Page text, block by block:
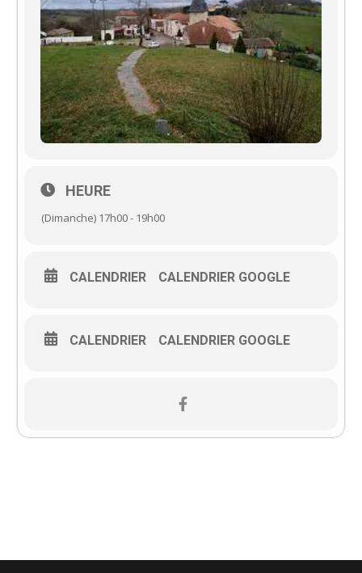
HEURE
(Dimanche) 17h00 - 19h00
CALENDRIER CALENDRIER GOOGLE
CALENDRIER CALENDRIER GOOGLE